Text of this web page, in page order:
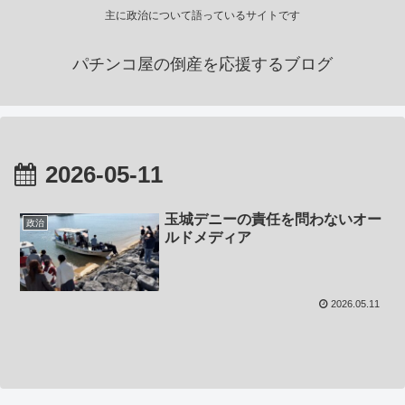
主に政治について語っているサイトです
パチンコ屋の倒産を応援するブログ
2026-05-11
政治
玉城デニーの責任を問わないオー
ルドメディア
2026.05.11